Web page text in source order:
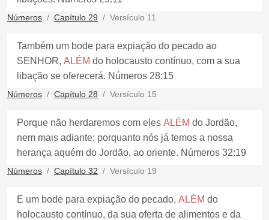
Números Capítulo 29 Versículo 11
Também um bode para expiação do pecado ao
SENHOR, ALÉM do holocausto contínuo, com a sua
libação se oferecerá. Números 28:15
Números Capítulo 28 Versículo 15
Porque não herdaremos com eles ALÉM do Jordão,
nem mais adiante; porquanto nós já temos a nossa
herança aquém do Jordão, ao oriente. Números 32:19
Números Capítulo 32 Versículo 19
E um bode para expiação do pecado, ALÉM do
holocausto contínuo, da sua oferta de alimentos e da